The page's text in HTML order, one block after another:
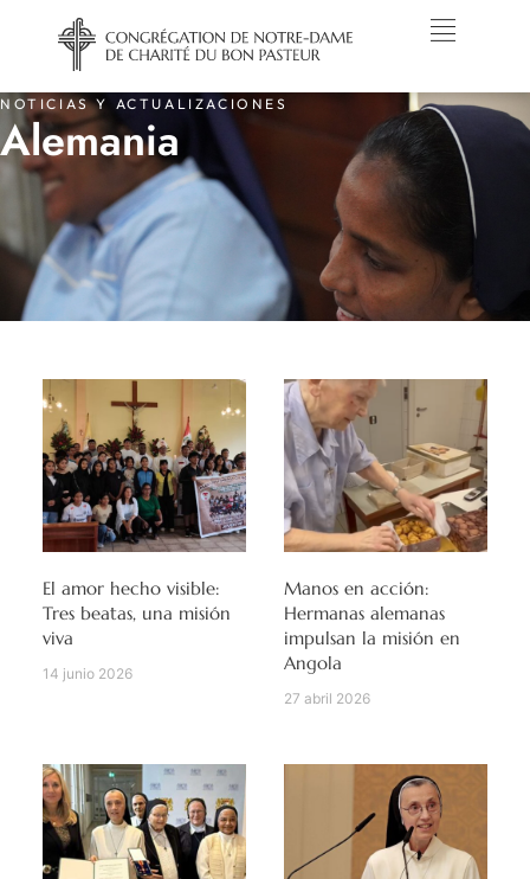
NOTICIAS Y ACTUALIZACIONES
Alemania
El amor hecho visible:
Tres beatas, una misión
viva
14 junio 2026
Manos en acción:
Hermanas alemanas
impulsan la misión en
Angola
27 abril 2026